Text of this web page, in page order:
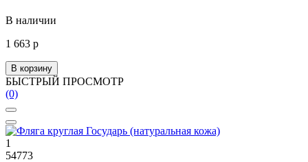
В наличии
1 663 р
В корзину
БЫСТРЫЙ ПРОСМОТР
(0)
1
54773